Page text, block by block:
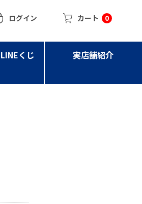
ログイン カート 0
くじ 実店舗紹介